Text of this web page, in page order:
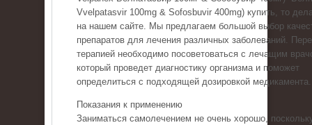
Vvelpatasvir 100mg & Sofosbuvir 400mg) купить, то
на нашем сайте. Мы предлагаем большой выбор
препаратов для лечения различных заболеваний.
терапией необходимо посоветоваться с лечащим
который проведет диагностику организма и поможет
определиться с подходящей дозировкой медикамента.
Показания к применению
Заниматься самолечением не очень хорошо,